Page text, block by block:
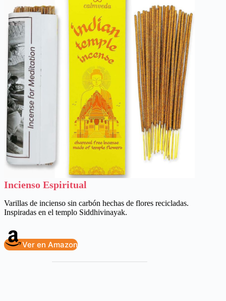
Incienso Espiritual
Varillas de incienso sin carbón hechas de flores recicladas.
Inspiradas en el templo Siddhivinayak.
Ver en Amazon